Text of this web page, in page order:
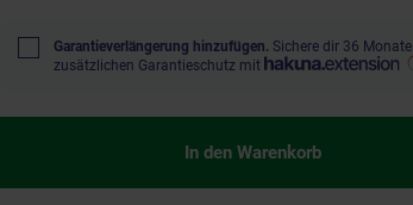
Garantieverlängerung hinzufügen. Sichere dir 36 Monate
zusätzlichen Garantieschutz mit
In den Warenkorb